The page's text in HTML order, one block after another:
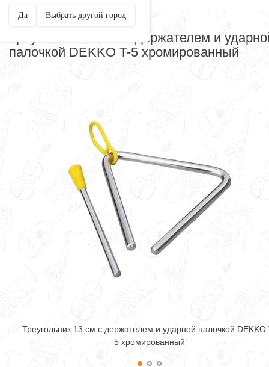
Да Выбрать другой город
ТРЕУГОЛЬНИК МУЗЫКАЛЬНЫЙ
Треугольник 13 cм с держателем и
палочкой DEKKO T-5 хромированный
Треугольник 13 cм с держателем и ударной палочкой DEKKO
5 хромированный